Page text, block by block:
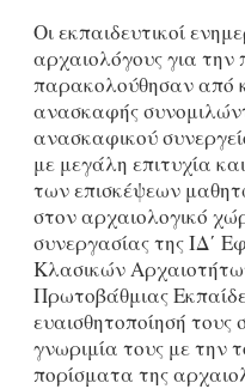
Οι εκπαιδευτικοί
αρχαιολόγους για την
παρακολούθησαν από
ανασκαφής
ανασκαφικού
με μεγάλη επιτυχία
των επισκέψεων
στον αρχαιολογικό
συνεργασίας της ΙΔ΄
Κλασικών
Πρωτοβάθμιας
ευαισθητοποίησή τους
γνωριμία τους με την
πορίσματα της